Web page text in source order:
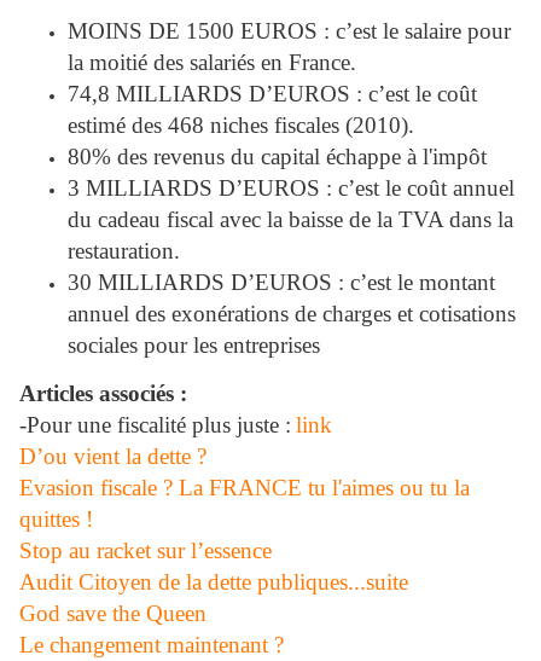
MOINS DE 1500 EUROS : c’est le salaire pour
la moitié des salariés en France.
74,8 MILLIARDS D’EUROS : c’est le coût
estimé des 468 niches fiscales (2010).
80% des revenus du capital échappe à l'impôt
3 MILLIARDS D’EUROS : c’est le coût annuel
du cadeau fiscal avec la baisse de la TVA dans la
restauration.
30 MILLIARDS D’EUROS : c’est le montant
annuel des exonérations de charges et cotisations
sociales pour les entreprises
Articles associés :
-Pour une fiscalité plus juste : link
D’ou vient la dette ?
Evasion fiscale ? La FRANCE tu l'aimes ou tu la
quittes !
Stop au racket sur l’essence
Audit Citoyen de la dette publiques...suite
God save the Queen
Le changement maintenant ?